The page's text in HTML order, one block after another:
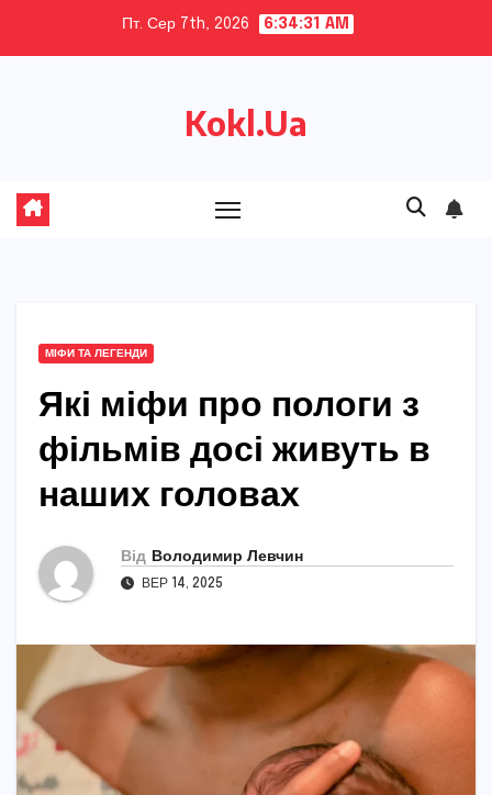
Пт. Сер 7th, 2026 6:34:33 AM
Kokl.Ua
МІФИ ТА ЛЕГЕНДИ
Які міфи про пологи з
фільмів досі живуть в
наших головах
Від Володимир Левчин
ВЕР 14, 2025